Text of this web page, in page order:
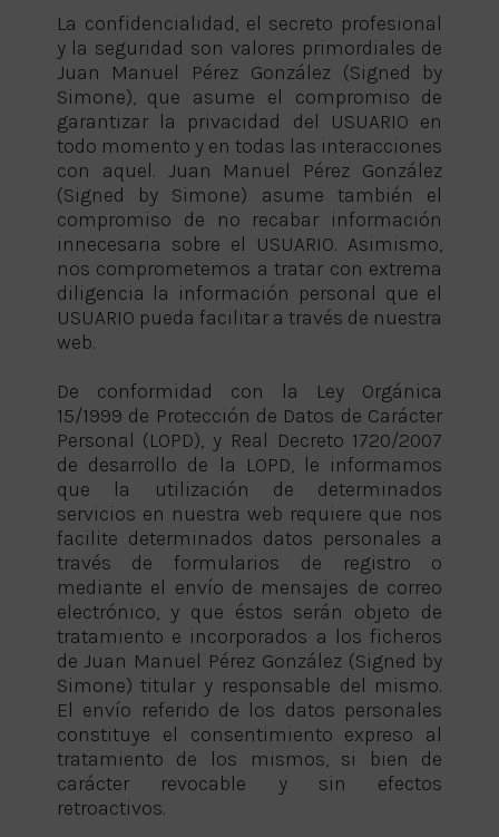
La confidencialidad, el secreto profesional
y la seguridad son valores primordiales de
Juan Manuel Pérez González (Signed by
Simone), que asume el compromiso de
garantizar la privacidad del USUARIO en
todo momento y en todas las interacciones
con aquel. Juan Manuel Pérez González
(Signed by Simone) asume también el
compromiso de no recabar información
innecesaria sobre el USUARIO. Asimismo,
nos comprometemos a tratar con extrema
diligencia la información personal que el
USUARIO pueda facilitar a través de nuestra
web.
De conformidad con la Ley Orgánica
15/1999 de Protección de Datos de Carácter
Personal (LOPD), y Real Decreto 1720/2007
de desarrollo de la LOPD, le informamos
que la utilización de determinados
servicios en nuestra web requiere que nos
facilite determinados datos personales a
través de formularios de registro o
mediante el envío de mensajes de correo
electrónico, y que éstos serán objeto de
tratamiento e incorporados a los ficheros
de Juan Manuel Pérez González (Signed by
Simone) titular y responsable del mismo.
El envío referido de los datos personales
constituye el consentimiento expreso al
tratamiento de los mismos, si bien de
carácter revocable y sin efectos
retroactivos.